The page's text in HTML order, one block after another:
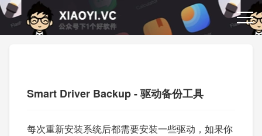
Smart Driver Backup - 驱动备份工具
每次重新安装系统后都需要安装一些驱动，如果你